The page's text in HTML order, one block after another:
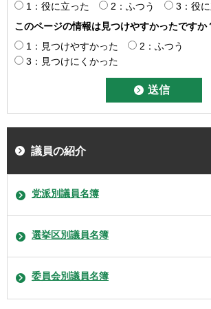
1：役に立った
2：ふつう
3：役
このページの情報は見つけやすかったですか
1：見つけやすかった
2：ふつう
3：見つけにくかった
議員の紹介
党派別議員名簿
選挙区別議員名簿
委員会別議員名簿